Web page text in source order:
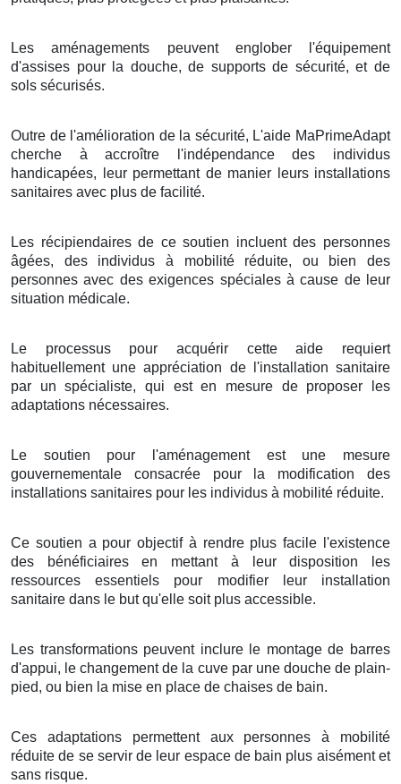
Les aménagements peuvent englober l'équipement
d'assises pour la douche, de supports de sécurité, et de
sols sécurisés.
Outre de l'amélioration de la sécurité, L'aide MaPrimeAdapt
cherche à accroître l'indépendance des individus
handicapées, leur permettant de manier leurs installations
sanitaires avec plus de facilité.
Les récipiendaires de ce soutien incluent des personnes
âgées, des individus à mobilité réduite, ou bien des
personnes avec des exigences spéciales à cause de leur
situation médicale.
Le processus pour acquérir cette aide requiert
habituellement une appréciation de l'installation sanitaire
par un spécialiste, qui est en mesure de proposer les
adaptations nécessaires.
Le soutien pour l'aménagement est une mesure
gouvernementale consacrée pour la modification des
installations sanitaires pour les individus à mobilité réduite.
Ce soutien a pour objectif à rendre plus facile l'existence
des bénéficiaires en mettant à leur disposition les
ressources essentiels pour modifier leur installation
sanitaire dans le but qu'elle soit plus accessible.
Les transformations peuvent inclure le montage de barres
d'appui, le changement de la cuve par une douche de plain-
pied, ou bien la mise en place de chaises de bain.
Ces adaptations permettent aux personnes à mobilité
réduite de se servir de leur espace de bain plus aisément et
sans risque.